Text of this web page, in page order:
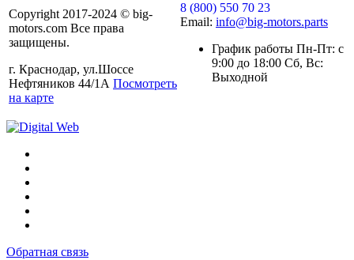
Copyright 2017-2024 © big-
motors.com Все права
защищены.
г. Краснодар, ул.Шоссе
Нефтяников 44/1А Посмотреть
на карте
8 (800) 550 70 23
Email: info@big-motors.parts
График работы Пн-Пт: с
9:00 до 18:00 Сб, Вс:
Выходной
Обратная связь